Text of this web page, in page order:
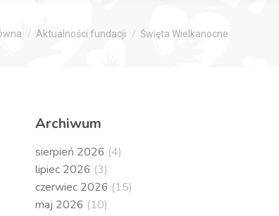
newnewnew
Aktualności fundacji Święta Wielkanocne
Archiwum
sierpień 2026 (4)
lipiec 2026 (3)
czerwiec 2026 (15)
maj 2026 (10)